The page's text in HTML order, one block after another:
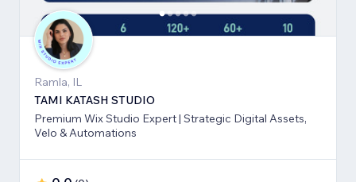
Ramla, IL
TAMI KATASH STUDIO
Premium Wix Studio Expert | Strategic Digital Assets,
Velo & Automations